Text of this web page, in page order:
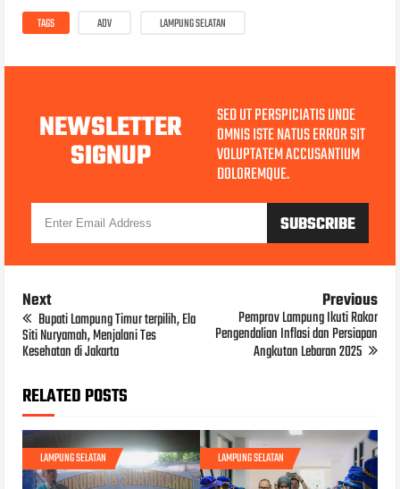
TAGS ADV LAMPUNG SELATAN
NEWSLETTER
SIGNUP
SED UT PERSPICIATIS UNDE
OMNIS ISTE NATUS ERROR SIT
VOLUPTATEM ACCUSANTIUM
DOLOREMQUE.
Next
Bupati Lampung Timur terpilih, Ela
Siti Nuryamah, Menjalani Tes
Kesehatan di Jakarta
Previous
Pemprov Lampung Ikuti Rakor
Pengendalian Inflasi dan Persiapan
Angkutan Lebaran 2025
RELATED POSTS
LAMPUNG SELATAN LAMPUNG SELATAN